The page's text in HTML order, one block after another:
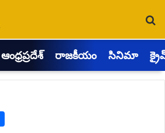
ఆంధ్రప్రదేశ్ రాజకీయం సినిమా